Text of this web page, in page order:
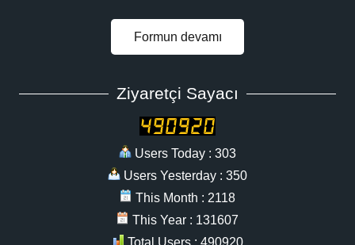
Formun devamı
Ziyaretçi Sayacı
Users Today : 303
Users Yesterday : 350
This Month : 2118
This Year : 131607